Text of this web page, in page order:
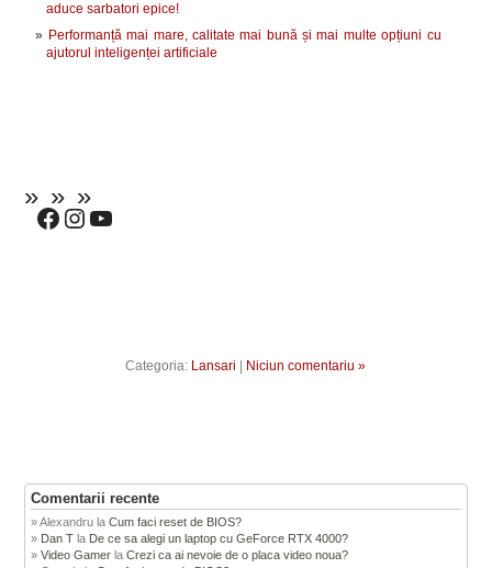
aduce sarbatori epice!
Performanță mai mare, calitate mai bună și mai multe opțiuni cu
ajutorul inteligenței artificiale
Categoria: Lansari Niciun comentariu »
Comentarii recente
Alexandru laCum faci reset de BIOS?
Dan T la De ce sa alegi un laptop cu GeForce RTX 4000?
Video Gamer laCrezi ca ai nevoie de o placa video noua?